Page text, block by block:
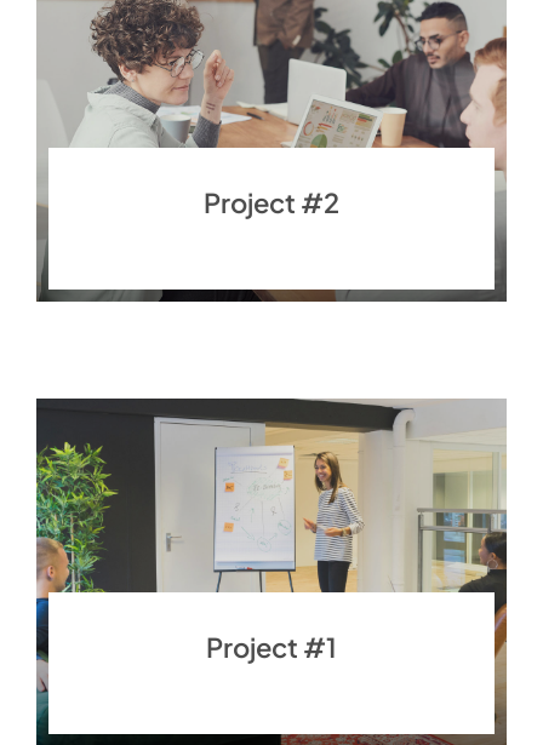
Project #2
Project #1